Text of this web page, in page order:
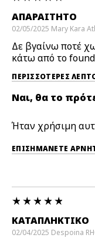
ΑΠΑΡΑΙΤΗΤΟ
02/05/2025 Mary Kara
Δε βγαίνω ποτέ
κάτω από το
ΠΕΡΙΣΣΌΤΕΡΕΣ
Ναι, θα το
Ήταν χρήσιμη
ΚΑΤΑΠΛΗΚΤΙΚΌ
02/04/2025 Despoina